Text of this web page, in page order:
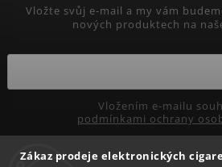
Zákaz prodeje elektronických
Vložte svůj e-mail a my vám
nových produktech na
podmínkami ochrany
Přihlásit se